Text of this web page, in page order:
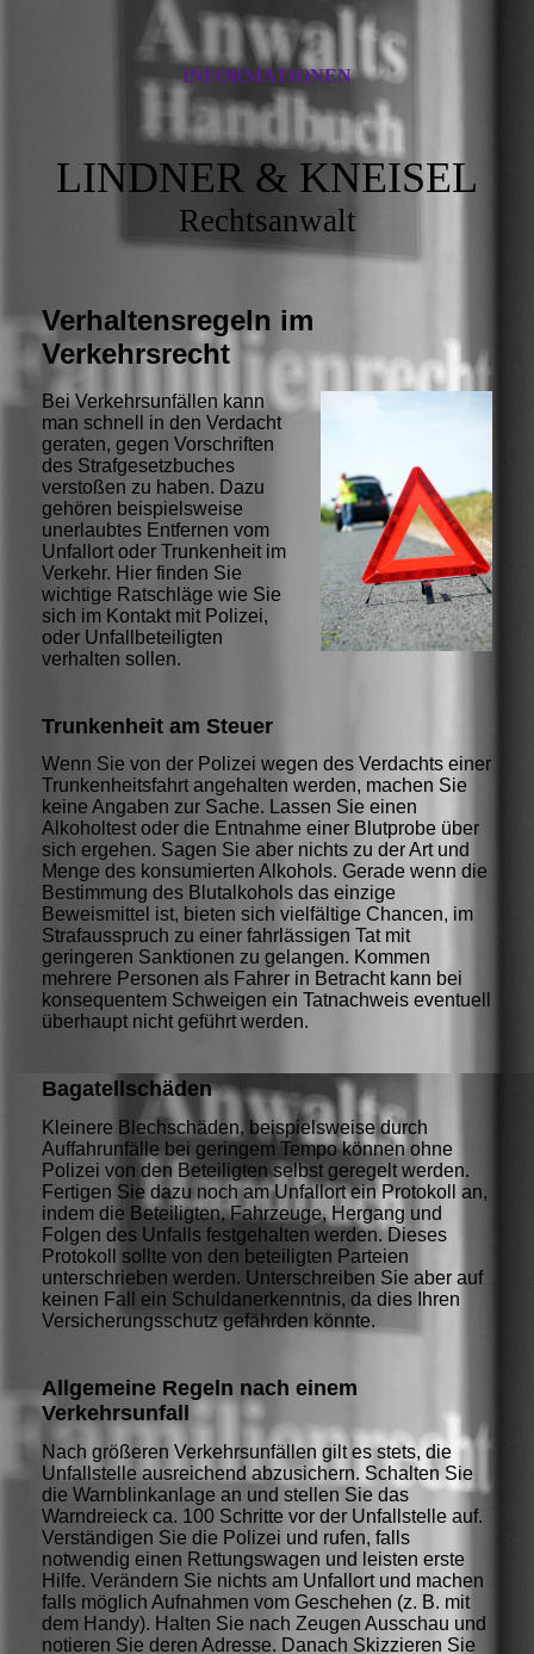
INFORMATIONEN
LINDNER & KNEISEL
Rechtsanwalt
Verhaltensregeln im
Verkehrsrecht
Bei Verkehrsunfällen kann
man schnell in den Verdacht
geraten, gegen Vorschriften
des Strafgesetzbuches
verstoßen zu haben. Dazu
gehören beispielsweise
unerlaubtes Entfernen vom
Unfallort oder Trunkenheit im
Verkehr. Hier finden Sie
wichtige Ratschläge wie Sie
sich im Kontakt mit Polizei,
oder Unfallbeteiligten
verhalten sollen.
Trunkenheit am Steuer
Wenn Sie von der Polizei wegen des Verdachts einer
Trunkenheitsfahrt angehalten werden, machen Sie
keine Angaben zur Sache. Lassen Sie einen
Alkoholtest oder die Entnahme einer Blutprobe über
sich ergehen. Sagen Sie aber nichts zu der Art und
Menge des konsumierten Alkohols. Gerade wenn die
Bestimmung des Blutalkohols das einzige
Beweismittel ist, bieten sich vielfältige Chancen, im
Strafausspruch zu einer fahrlässigen Tat mit
geringeren Sanktionen zu gelangen. Kommen
mehrere Personen als Fahrer in Betracht kann bei
konsequentem Schweigen ein Tatnachweis eventuell
überhaupt nicht geführt werden.
Bagatellschäden
Kleinere Blechschäden, beispielsweise durch
Auffahrunfälle bei geringem Tempo können ohne
Polizei von den Beteiligten selbst geregelt werden.
Fertigen Sie dazu noch am Unfallort ein Protokoll an,
indem die Beteiligten, Fahrzeuge, Hergang und
Folgen des Unfalls festgehalten werden. Dieses
Protokoll sollte von den beteiligten Parteien
unterschrieben werden. Unterschreiben Sie aber auf
keinen Fall ein Schuldanerkenntnis, da dies Ihren
Versicherungsschutz gefährden könnte.
Allgemeine Regeln nach einem
Verkehrsunfall
Nach größeren Verkehrsunfällen gilt es stets, die
Unfallstelle ausreichend abzusichern. Schalten Sie
die Warnblinkanlage an und stellen Sie das
Warndreieck ca. 100 Schritte vor der Unfallstelle auf.
Verständigen Sie die Polizei und rufen, falls
notwendig einen Rettungswagen und leisten erste
Hilfe. Verändern Sie nichts am Unfallort und machen
falls möglich Aufnahmen vom Geschehen (z. B. mit
dem Handy). Halten Sie nach Zeugen Ausschau und
notieren Sie deren Adresse. Danach Skizzieren Sie